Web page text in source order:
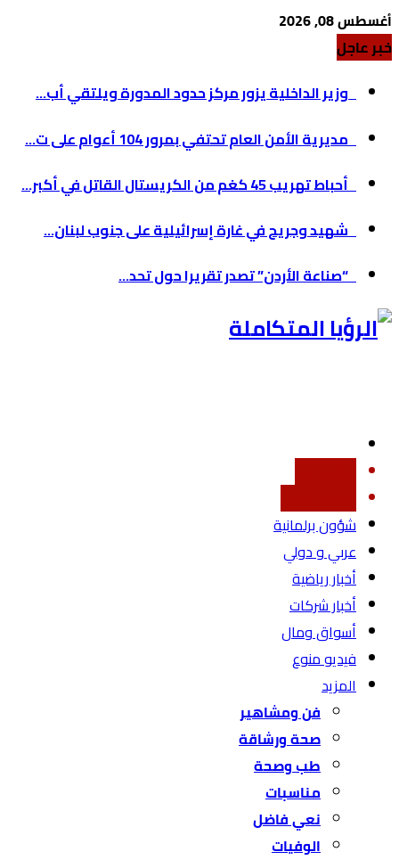
أغسطس 08, 2026
خبر عاجل
وزير الداخلية يزور مركز حدود المدورة ويلتقي أب...
مديرية الأمن العام تحتفي بمرور 104 أعوام على ت...
أحباط تهريب 45 كغم من الكريستال القاتل في أكبر...
شهيد وجريح في غارة إسرائيلية على جنوب لبنان...
“صناعة الأردن” تصدر تقريرا حول تحد...
شؤون برلمانية
عربي و دولي
أخبار رياضية
أخبار شركات
أسواق ومال
فيديو منوع
المزيد
فن ومشاهير
صحة ورشاقة
طب وصحة
مناسبات
نعي فاضل
الوفيات